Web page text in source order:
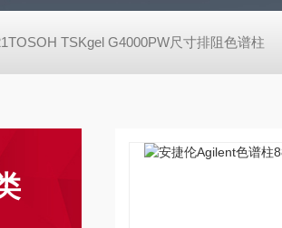
TSKgel G4000PW尺寸排阻色谱柱